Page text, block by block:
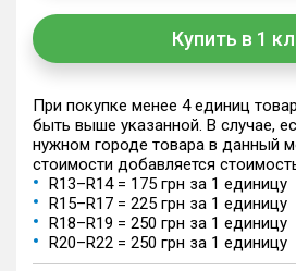
Купить в 1
При покупке менее 4 единиц
быть выше указанной. В случае,
нужном городе товара в данный
стоимости добавляется
R13–R14 = 175 грн за 1 единицу
R15–R17 = 225 грн за 1 единицу
R18–R19 = 250 грн за 1 единицу
R20–R22 = 250 грн за 1 единицу